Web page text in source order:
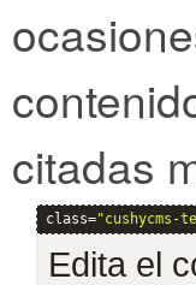
citadas
class="cushycms-
Edita el